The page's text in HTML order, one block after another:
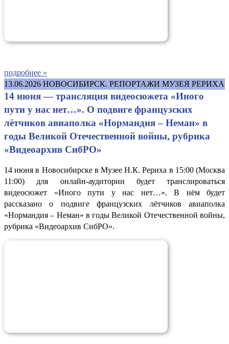
подробнее »
13.06.2026 НОВОСИБИРСК. РЕПОРТАЖИ МУЗЕЯ РЕРИХА
14 июня — трансляция видеосюжета «Иного
пути у нас нет…». О подвиге французских
лётчиков авиаполка «Нормандия – Неман» в
годы Великой Отечественной войны, рубрика
«Видеоархив СибРО»
14 июня в Новосибирске в Музее Н.К. Рериха в 15:00 (Москва
11:00) для онлайн-аудитории будет транслироваться
видеосюжет «Иного пути у нас нет…». В нём будет
рассказано о подвиге французских лётчиков авиаполка
«Нормандия – Неман» в годы Великой Отечественной войны,
рубрика «Видеоархив СибРО».